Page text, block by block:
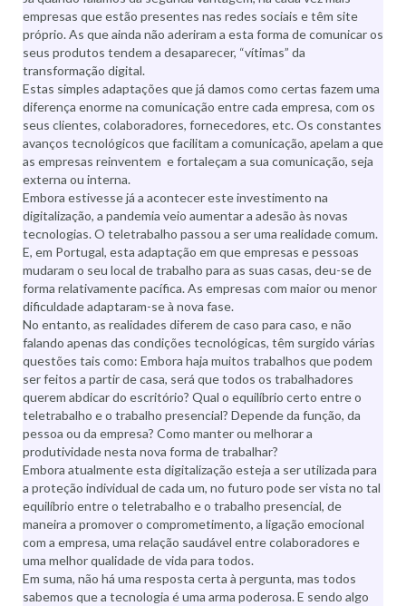
empresas que estão presentes nas redes sociais e têm site
próprio. As que ainda não aderiram a esta forma de comunicar os
seus produtos tendem a desaparecer, “vítimas” da
transformação digital.
Estas simples adaptações que já damos como certas fazem uma
diferença enorme na comunicação entre cada empresa, com os
seus clientes, colaboradores, fornecedores, etc. Os constantes
avanços tecnológicos que facilitam a comunicação, apelam a que
as empresas reinventem e fortaleçam a sua comunicação, seja
externa ou interna.
Embora estivesse já a acontecer este investimento na
digitalização, a pandemia veio aumentar a adesão às novas
tecnologias. O teletrabalho passou a ser uma realidade comum.
E, em Portugal, esta adaptação em que empresas e pessoas
mudaram o seu local de trabalho para as suas casas, deu-se de
forma relativamente pacífica. As empresas com maior ou menor
dificuldade adaptaram-se à nova fase.
No entanto, as realidades diferem de caso para caso, e não
falando apenas das condições tecnológicas, têm surgido várias
questões tais como: Embora haja muitos trabalhos que podem
ser feitos a partir de casa, será que todos os trabalhadores
querem abdicar do escritório? Qual o equilíbrio certo entre o
teletrabalho e o trabalho presencial? Depende da função, da
pessoa ou da empresa? Como manter ou melhorar a
produtividade nesta nova forma de trabalhar?
Embora atualmente esta digitalização esteja a ser utilizada para
a proteção individual de cada um, no futuro pode ser vista no tal
equilíbrio entre o teletrabalho e o trabalho presencial, de
maneira a promover o comprometimento, a ligação emocional
com a empresa, uma relação saudável entre colaboradores e
uma melhor qualidade de vida para todos.
Em suma, não há uma resposta certa à pergunta, mas todos
sabemos que a tecnologia é uma arma poderosa. E sendo algo